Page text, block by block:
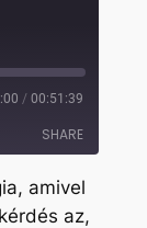
/ 00:51:39
SHARE
amivel
az,